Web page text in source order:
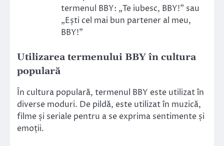
termenul BBY: „Te iubesc, BBY!” sau
„Ești cel mai bun partener al meu,
BBY!”
Utilizarea termenului BBY în cultura
populară
În cultura populară, termenul BBY este utilizat în
diverse moduri. De pildă, este utilizat în muzică,
filme și seriale pentru a se exprima sentimente și
emoții.